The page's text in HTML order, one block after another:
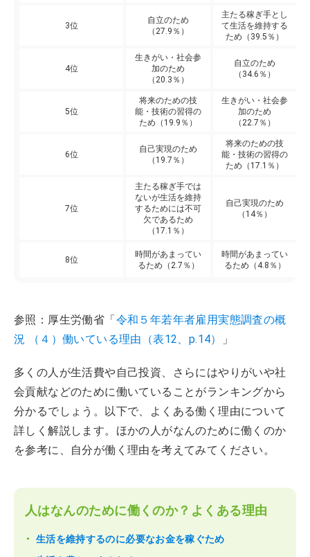
3位
自立のため
（27.9％）
主たる稼ぎ手とし
て生活を維持する
ため（39.5％）
4位
生きがい・社会参
加のため
（20.3％）
自立のため
（34.6％）
5位
将来のための技
能・技術の習得の
ため（19.9％）
生きがい・社会参
加のため
（22.7％）
6位
自己実現のため
（19.7％）
将来のための技
能・技術の習得の
ため（17.1％）
7位
主たる稼ぎ手では
ないが生活を維持
するためには不可
欠であるため
（17.1％）
自己実現のため
（14％）
8位
時間があまってい
るため（2.7％）
時間があまってい
るため（4.8％）
参照：厚生労働省「令和５年若年者雇用実態調査の概
況 （４）働いている理由（表12、p.14）
」
多くの人が生活費や自己投資、さらにはやりがいや社
会貢献などのために働いていることがランキングから
分かるでしょう。以下で、よくある働く理由について
詳しく解説します。ほかの人がなんのために働くのか
を参考に、自分が働く理由を考えてみてください。
人はなんのために働くのか？よくある理由
生活を維持するのに必要なお金を稼ぐため